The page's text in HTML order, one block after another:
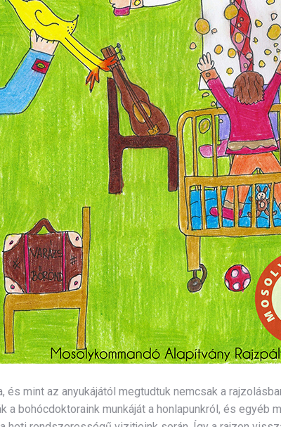
mint az anyukájától megtudtuk nemcsak a
bohócdoktoraink munkáját a honlapunkról, és